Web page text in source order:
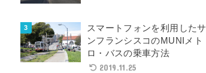
スマートフォンを利用したサ
ンフランシスコのMUNIメト
ロ・バスの乗車方法
2019.11.25